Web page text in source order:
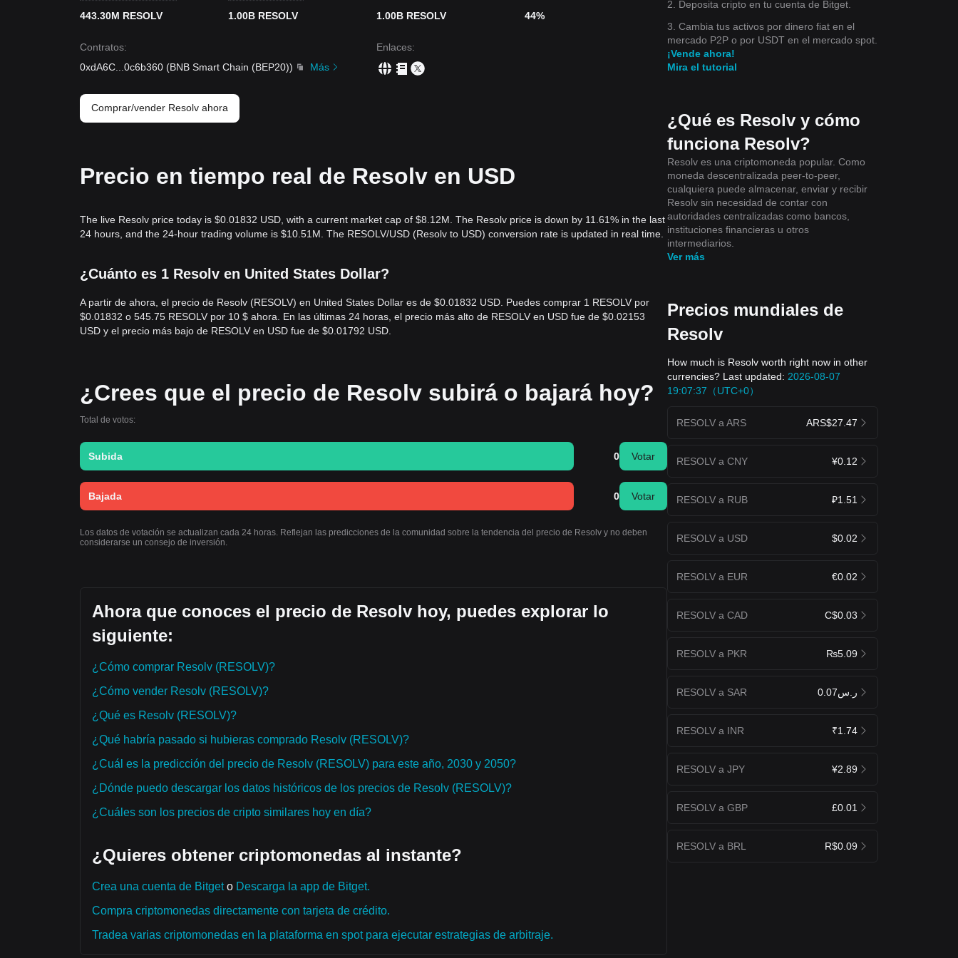
443.30M RESOLV
1.00B RESOLV
1.00B RESOLV
44%
Contratos:
0xdA6C
0c6b360 (BNB Smart Chain (BEP20)) Más
Enlaces:
Comprar/vender Resolv ahora
Precio en tiempo real de Resolv en USD
The live Resolv price today is $0.01832 USD, with a current market cap of $8.12M. The Resolv price is down by 11.61% in the last
24 hours, and the 24-hour trading volume is $10.51M. The RESOLV/USD (Resolv to USD) conversion rate is updated in real time.
¿Cuánto es 1 Resolv en United States Dollar?
A partir de ahora, el precio de Resolv (RESOLV) en United States Dollar es de $0.01832 USD. Puedes comprar 1 RESOLV por
$0.01832 o 545.75 RESOLV por 10 $ ahora. En las últimas 24 horas, el precio más alto de RESOLV en USD fue de $0.02153
USD y el precio más bajo de RESOLV en USD fue de $0.01792 USD.
¿Crees que el precio de Resolv subirá o bajará hoy?
Total de votos:
Subida 0 Votar
Bajada 0 Votar
Los datos de votación se actualizan cada 24 horas. Reflejan las predicciones de la comunidad sobre la tendencia del precio de Resolv y no deben
considerarse un consejo de inversión.
Ahora que conoces el precio de Resolv hoy, puedes explorar lo
siguiente:
¿Cómo comprar Resolv (RESOLV)?
¿Cómo vender Resolv (RESOLV)?
¿Qué es Resolv (RESOLV)?
¿Qué habría pasado si hubieras comprado Resolv (RESOLV)?
¿Cuál es la predicción del precio de Resolv (RESOLV) para este año, 2030 y 2050?
¿Dónde puedo descargar los datos históricos de los precios de Resolv (RESOLV)?
¿Cuáles son los precios de cripto similares hoy en día?
¿Quieres obtener criptomonedas al instante?
Crea una cuenta de Bitgeto Descarga la app de Bitget.
Compra criptomonedas directamente con tarjeta de crédito.
Tradea varias criptomonedas en la plataforma en spot para ejecutar estrategias de arbitraje.
2. Deposita cripto en tu cuenta de Bitget.
3. Cambia tus activos por dinero fiat en el
mercado P2P o por USDT en el mercado spot.
¡Vende ahora!
Mira el tutorial
¿Qué es Resolv y cómo
funciona Resolv?
Resolv es una criptomoneda popular. Como
moneda descentralizada peer-to-peer,
cualquiera puede almacenar, enviar y recibir
Resolv sin necesidad de contar con
autoridades centralizadas como bancos,
instituciones financieras u otros
intermediarios.
Ver más
Precios mundiales de
Resolv
How much is Resolv worth right now in other
currencies? Last updated: 2026-08-07
19:07:37（UTC+0）
RESOLV a ARS ARS$27.47
RESOLV a CNY ¥0.12
RESOLV a RUB ₽1.51
RESOLV a USD $0.02
RESOLV a EUR €0.02
RESOLV a CAD C$0.03
RESOLV a PKR ₨5.09
RESOLV a SAR ر.س0.07
RESOLV a INR ₹1.74
RESOLV a JPY ¥2.89
RESOLV a GBP £0.01
RESOLV a BRL R$0.09